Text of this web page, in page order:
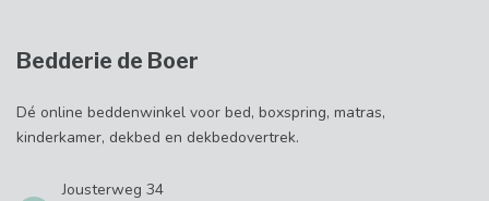
Bedderie de Boer
Dé online beddenwinkel voor bed, boxspring, matras,
kinderkamer, dekbed en dekbedovertrek.
Jousterweg 34